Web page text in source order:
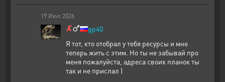
19 Июл 2026
gp40
Я тот, кто отобрал у тебя ресурсы и мне
теперь жить с этим. Но ты не забывай про
меня пожалуйста, адреса своих планок ты
так и не прислал )